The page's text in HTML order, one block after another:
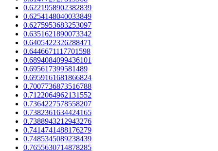
0.6221958902382839
0.6254148040033849
0.6275953683253097
0.6351621890073342
0.6405422326288471
0.6446671117701598
0.6894084099436101
0.695617399581489
0.6959161681866824
0.7007736873516788
0.7122064962131552
0.7364227578558207
0.7382361634424165
0.7388943212943276
0.7414741488176279
0.7485345089238439
0.7655630714878285